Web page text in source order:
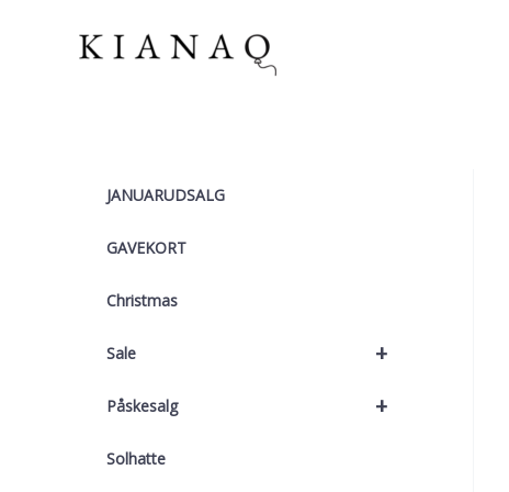
JANUARUDSALG
GAVEKORT
Christmas
+
Sale
+
Påskesalg
Solhatte